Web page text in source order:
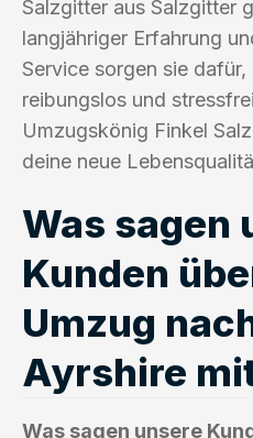
Salzgitter aus Salzgitter
langjähriger Erfahrung
Service sorgen sie
reibungslos und
Umzugskönig Finkel
deine neue
Was sagen
Kunden
Umzug
Ayrshire
Was sagen unsere